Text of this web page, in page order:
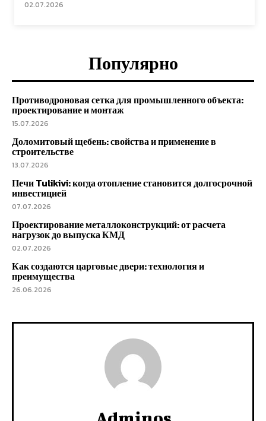
02.07.2026
Популярно
Противодроновая сетка для промышленного объекта:
проектирование и монтаж
15.07.2026
Доломитовый щебень: свойства и применение в
строительстве
13.07.2026
Печи Tulikivi: когда отопление становится долгосрочной
инвестицией
07.07.2026
Проектирование металлоконструкций: от расчета
нагрузок до выпуска КМД
02.07.2026
Как создаются царговые двери: технология и
преимущества
26.06.2026